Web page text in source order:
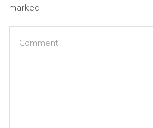
marked